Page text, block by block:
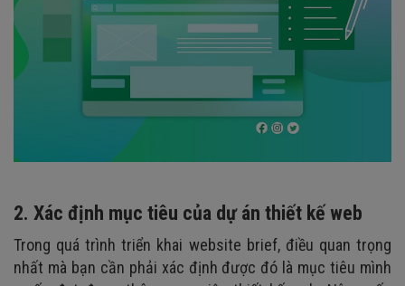
2. Xác định mục tiêu của dự án thiết kế web
Trong quá trình triển khai website brief, điều quan trọng
nhất mà bạn cần phải xác định được đó là mục tiêu mình